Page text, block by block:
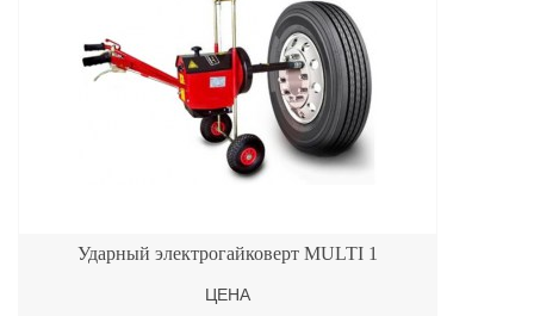
Ударный электрогайковерт MULTI 1
ЦЕНА